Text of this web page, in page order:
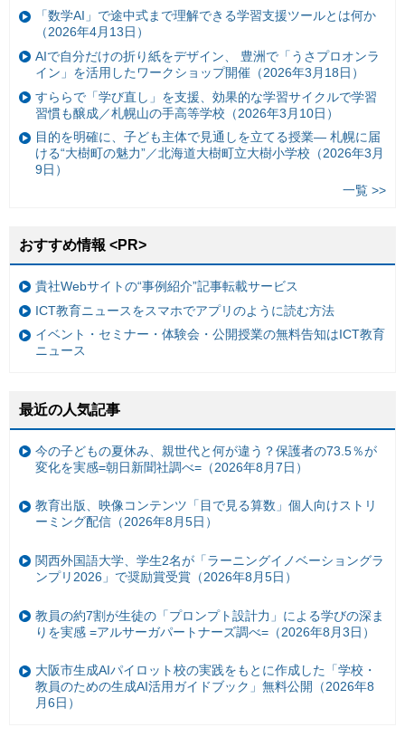
「数学AI」で途中式まで理解できる学習支援ツールとは何か
（2026年4月13日）
AIで自分だけの折り紙をデザイン、 豊洲で「うさプロオンラ
イン」を活用したワークショップ開催（2026年3月18日）
すららで「学び直し」を支援、効果的な学習サイクルで学習
習慣も醸成／札幌山の手高等学校（2026年3月10日）
目的を明確に、子ども主体で見通しを立てる授業— 札幌に届
ける“大樹町の魅力”／北海道大樹町立大樹小学校（2026年3月
9日）
一覧 >>
おすすめ情報 <PR>
貴社Webサイトの“事例紹介”記事転載サービス
ICT教育ニュースをスマホでアプリのように読む方法
イベント・セミナー・体験会・公開授業の無料告知はICT教育
ニュース
最近の人気記事
今の子どもの夏休み、親世代と何が違う？保護者の73.5％が
変化を実感=朝日新聞社調べ=（2026年8月7日）
教育出版、映像コンテンツ「目で見る算数」個人向けストリ
ーミング配信（2026年8月5日）
関西外国語大学、学生2名が「ラーニングイノベーショングラ
ンプリ2026」で奨励賞受賞（2026年8月5日）
教員の約7割が生徒の「プロンプト設計力」による学びの深ま
りを実感 =アルサーガパートナーズ調べ=（2026年8月3日）
大阪市生成AIパイロット校の実践をもとに作成した「学校・
教員のための生成AI活用ガイドブック」無料公開（2026年8
月6日）